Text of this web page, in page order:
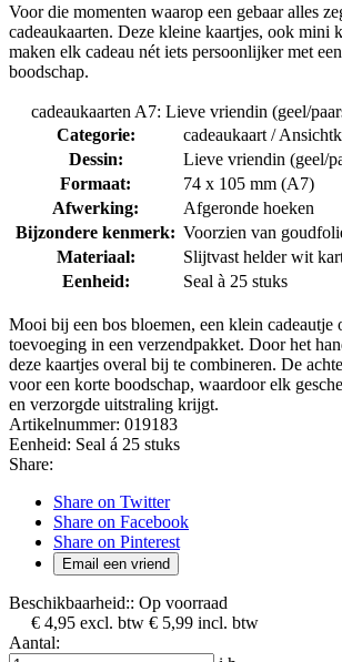
Voor die momenten waarop een gebaar alles
cadeaukaarten. Deze kleine kaartjes, ook mini
maken elk cadeau nét iets persoonlijker met
boodschap.
cadeaukaarten A7: Lieve vriendin (geel/
Categorie:
cadeaukaart /
Dessin:
Lieve vriendin (geel/
Formaat:
74 x 105 mm (A7)
Afwerking:
Afgeronde hoeken
Bijzondere kenmerk: Voorzien van
Materiaal:
Slijtvast helder wit
Eenheid:
Seal à 25 stuks
Mooi bij een bos bloemen, een klein cadeautje
toevoeging in een verzendpakket. Door het
deze kaartjes overal bij te combineren. De
voor een korte boodschap, waardoor elk
en verzorgde uitstraling krijgt.
Artikelnummer: 019183
Eenheid: Seal á 25 stuks
Share:
Share on Twitter
Share on Facebook
Share on Pinterest
Email een vriend
Beschikbaarheid:: Op voorraad
€ 4,95 excl. btw € 5,99 incl. btw
Aantal: